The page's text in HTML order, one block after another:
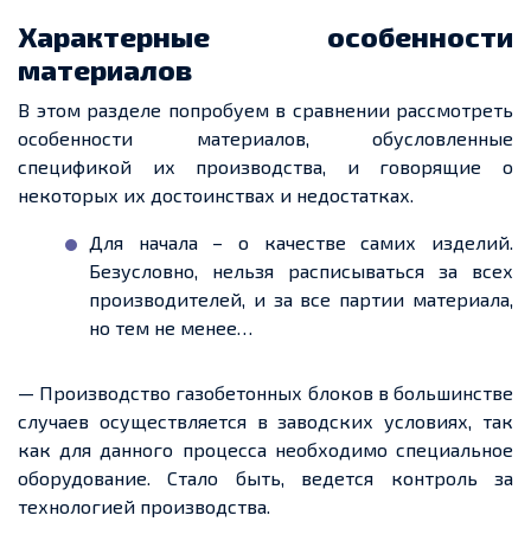
Характерные особенности
материалов
В этом разделе попробуем в сравнении рассмотреть
особенности материалов, обусловленные
спецификой их производства, и говорящие о
некоторых их достоинствах и недостатках.
Для начала – о качестве самих изделий.
Безусловно, нельзя расписываться за всех
производителей, и за все партии материала,
но тем не менее…
— Производство газобетонных блоков в большинстве
случаев осуществляется в заводских условиях, так
как для данного процесса необходимо специальное
оборудование. Стало быть, ведется контроль за
технологией производства.